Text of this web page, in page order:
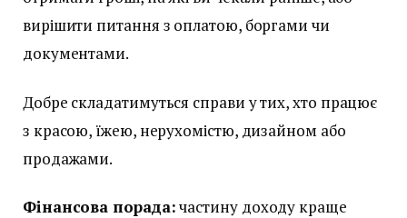
вирішити питання з оплатою, боргами чи
документами.
Добре складатимуться справи у тих, хто працює
з красою, їжею, нерухомістю, дизайном або
продажами.
Фінансова порада:частину доходу краще